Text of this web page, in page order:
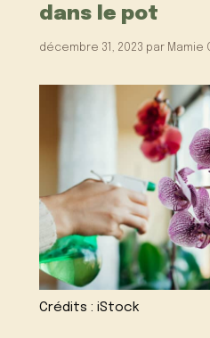
dans le pot
décembre 31, 2023 par Mamie
Crédits : iStock